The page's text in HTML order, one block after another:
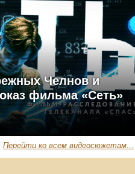
Челнов и
фильма «Сеть»
Перейти ко всем видеосюжетам...